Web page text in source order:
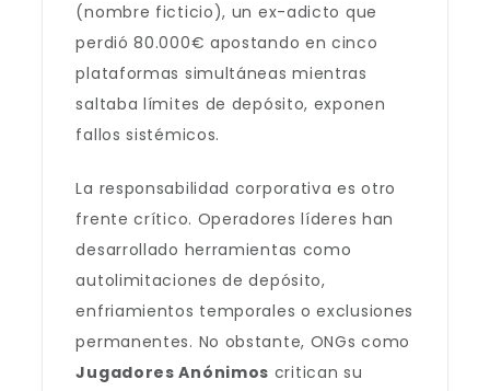
(nombre ficticio), un ex-adicto que
perdió 80.000€ apostando en cinco
plataformas simultáneas mientras
saltaba límites de depósito, exponen
fallos sistémicos.
La responsabilidad corporativa es otro
frente crítico. Operadores líderes han
desarrollado herramientas como
autolimitaciones de depósito,
enfriamientos temporales o exclusiones
permanentes. No obstante, ONGs como
Jugadores Anónimos critican su